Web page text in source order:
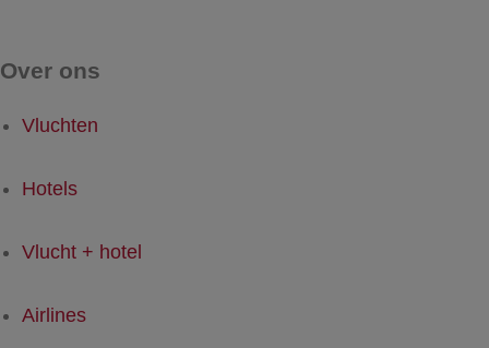
Over ons
Vluchten
Hotels
Vlucht + hotel
Airlines